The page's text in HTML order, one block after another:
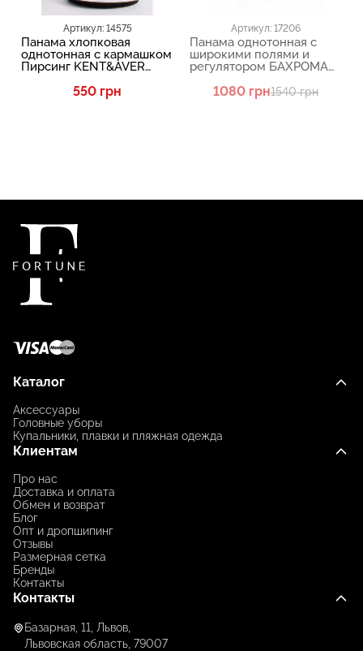
Артикул: 14575
Панама хлопковая
однотонная с кармашком
Пирсинг KENT&AVER
550 грн
Артикул: 17206
Панама однотонная с
широкими полями и
регулятором БАХРОМА
1080 грн1540 грн
Каталог
Аксессуары
Головные уборы
Купальники, плавки и пляжная одежда
Клиентам
Про нас
Доставка и оплата
Обмен и возврат
Блог
Опт и дропшипинг
Отзывы
Размерная сетка
Бренды
Контакты
Контакты
Базарная, 11, Львов,
Львовская область, 79007